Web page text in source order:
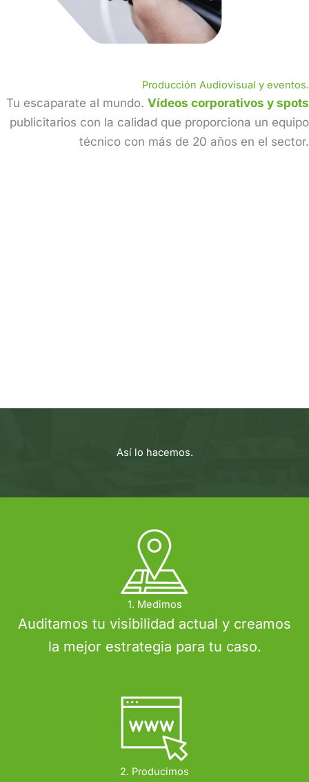
Producción Audiovisual y eventos.
Tu escaparate al mundo. Vídeos corporativos y spots
publicitarios con la calidad que proporciona un equipo
técnico con más de 20 años en el sector.
Así lo hacemos.
1. Medimos
Auditamos tu visibilidad actual y creamos
la mejor estrategia para tu caso.
2. Producimos